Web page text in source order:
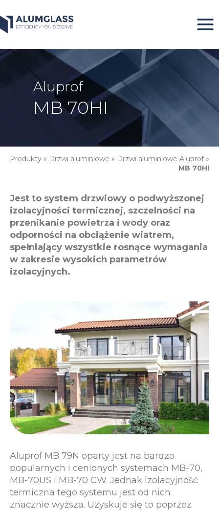
do
treści
Aluprof
MB 70HI
Produkty » Drzwi aluminiowe » Drzwi aluminiowe Aluprof»
MB 70HI
Jest to system drzwiowy o podwyższonej
izolacyjności termicznej, szczelności na
przenikanie powietrza i wody oraz
odporności na obciążenie wiatrem,
spełniający wszystkie rosnące wymagania
w zakresie wysokich parametrów
izolacyjnych.
Aluprof MB 79N oparty jest na bardzo
popularnych i cenionych systemach MB-70,
MB-70US i MB-70 CW. Jednak izolacyjność
termiczna tego systemu jest od nich
znacznie wyższa. Uzyskuje się to poprzez